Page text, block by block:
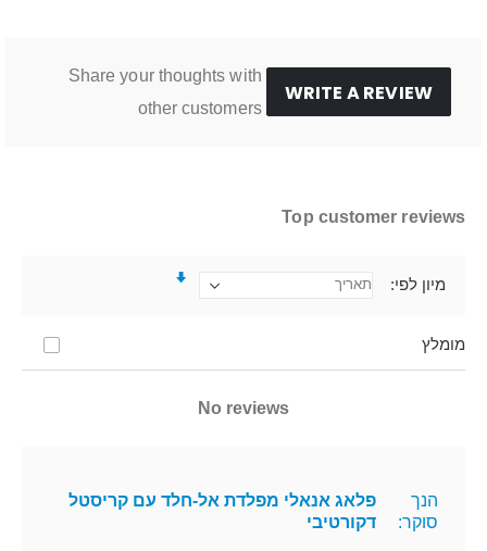
WRITE A REVIEW
Share your thoughts with
other customers
Top customer reviews
מומלץ
מיון לפי
No reviews
הנך
סוקר:
פלאג אנאלי מפלדת אל-חלד עם קריסטל
דקורטיבי